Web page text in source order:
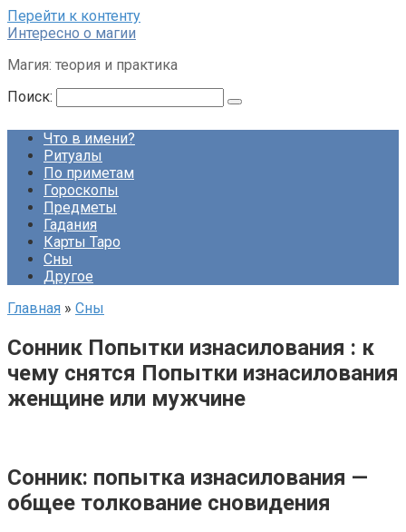
Перейти к контенту
Интересно о магии
Магия: теория и практика
Поиск:
Что в имени?
Ритуалы
По приметам
Гороскопы
Предметы
Гадания
Карты Таро
Сны
Другое
Главная » Сны
Сонник Попытки изнасилования : к
чему снятся Попытки изнасилования
женщине или мужчине
Сонник: попытка изнасилования —
общее толкование сновидения